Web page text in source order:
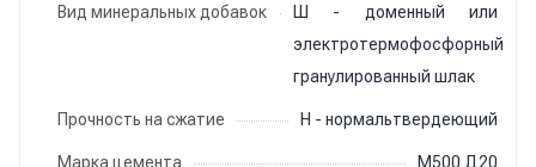
Вид минеральных добавок
Ш - доменный или
электротермофосфорный
гранулированный шлак
Прочность на сжатие Н - нормальтвердеющий
Марка цемента М500 Д20